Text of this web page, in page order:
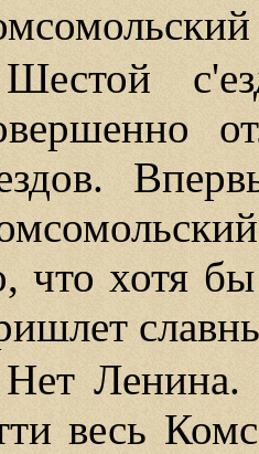
Шестой
что хотя
Нет Ленина.
весь